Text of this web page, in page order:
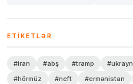
ETIKETLƏR
#iran #abş #tramp
#hörmüz
#neft #ermənistan